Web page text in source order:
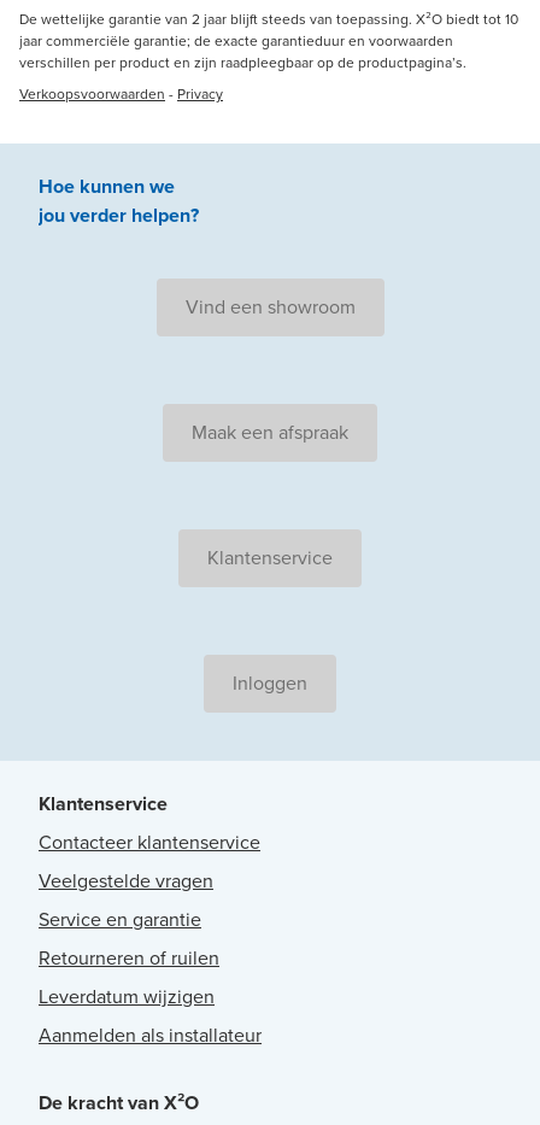
De wettelijke garantie van 2 jaar blijft steeds van toepassing. X²O biedt tot 10
jaar commerciële garantie; de exacte garantieduur en voorwaarden
verschillen per product en zijn raadpleegbaar op de productpagina’s.
Verkoopsvoorwaarden - Privacy
Hoe kunnen we
jouverder helpen?
Vind een showroom
Maak een afspraak
Klantenservice
Inloggen
Klantenservice
Contacteer klantenservice
Veelgestelde vragen
Service en garantie
Retourneren of ruilen
Leverdatum wijzigen
Aanmelden als installateur
De kracht van X²O